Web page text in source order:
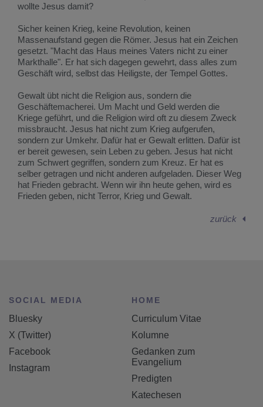
wollte Jesus damit?
Sicher keinen Krieg, keine Revolution, keinen
Massenaufstand gegen die Römer. Jesus hat ein Zeichen
gesetzt. "Macht das Haus meines Vaters nicht zu einer
Markthalle". Er hat sich dagegen gewehrt, dass alles zum
Geschäft wird, selbst das Heiligste, der Tempel Gottes.
Gewalt übt nicht die Religion aus, sondern die
Geschäftemacherei. Um Macht und Geld werden die
Kriege geführt, und die Religion wird oft zu diesem Zweck
missbraucht. Jesus hat nicht zum Krieg aufgerufen,
sondern zur Umkehr. Dafür hat er Gewalt erlitten. Dafür ist
er bereit gewesen, sein Leben zu geben. Jesus hat nicht
zum Schwert gegriffen, sondern zum Kreuz. Er hat es
selber getragen und nicht anderen aufgeladen. Dieser Weg
hat Frieden gebracht. Wenn wir ihn heute gehen, wird es
Frieden geben, nicht Terror, Krieg und Gewalt.
zurück
SOCIAL MEDIA
Bluesky
X (Twitter)
Facebook
Instagram
HOME
Curriculum Vitae
Kolumne
Gedanken zum
Evangelium
Predigten
Katechesen